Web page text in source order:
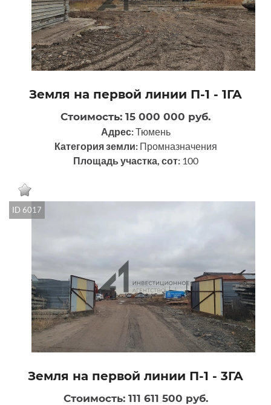
Земля на первой линии П-1 - 1ГА
Стоимость: 15 000 000 руб.
Адрес:Тюмень
Категория земли: Промназначения
Площадь участка, сот: 100
ID 6017
Земля на первой линии П-1 - 3ГА
Стоимость: 111 611 500 руб.